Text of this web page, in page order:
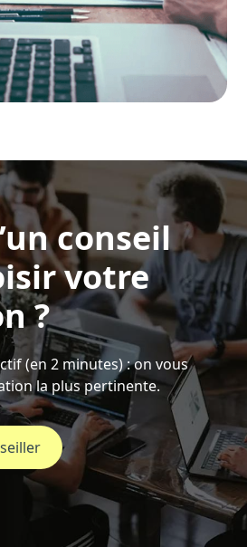
conseil
votre
?
(en 2 minutes) : on vous
la plus pertinente.